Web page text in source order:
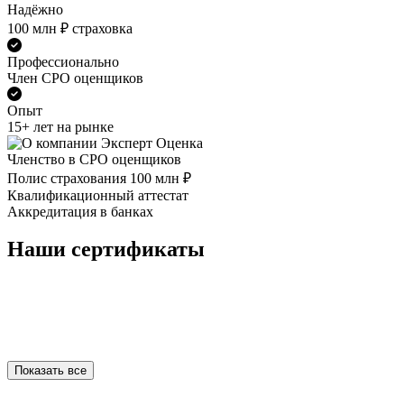
Надёжно
100 млн ₽ страховка
Профессионально
Член СРО оценщиков
Опыт
15+ лет на рынке
Членство в СРО оценщиков
Полис страхования 100 млн ₽
Квалификационный аттестат
Аккредитация в банках
Наши сертификаты
Показать все